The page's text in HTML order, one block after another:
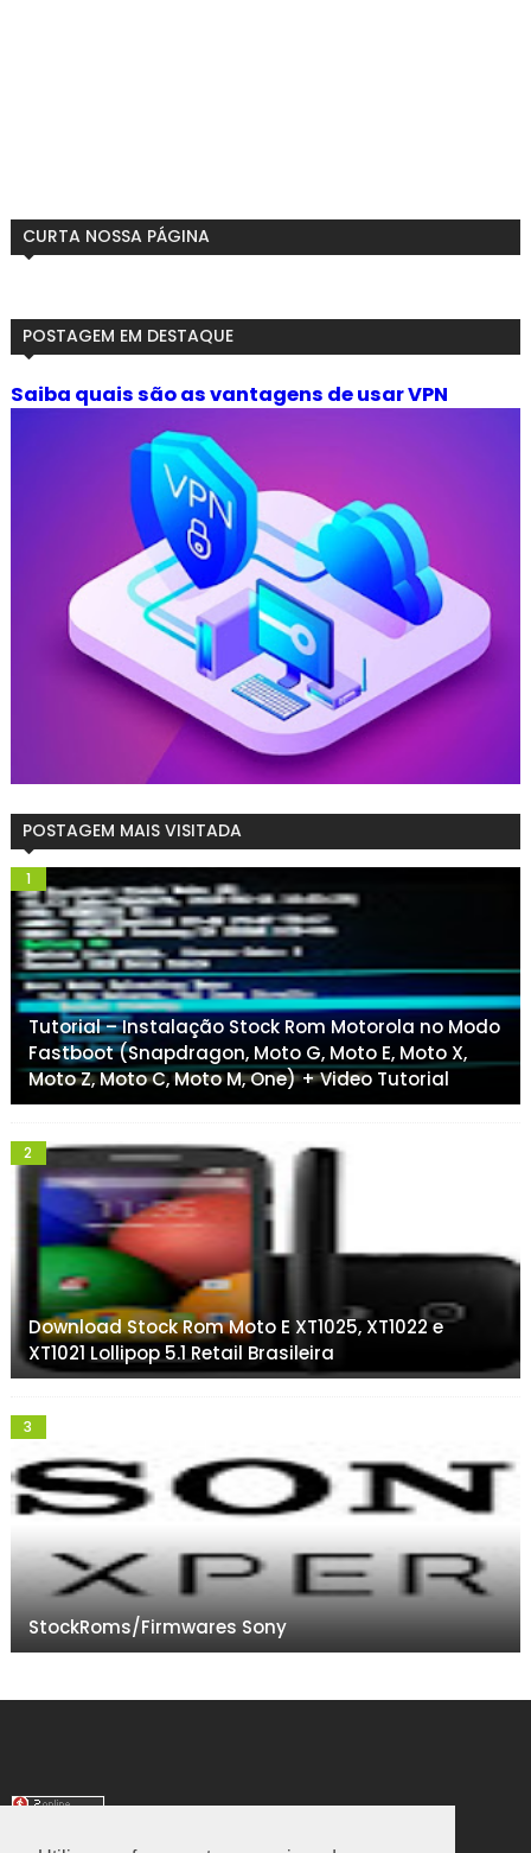
CURTA NOSSA PÁGINA
POSTAGEM EM DESTAQUE
Saiba quais são as vantagens de usar VPN
POSTAGEM MAIS VISITADA
Tutorial – Instalação Stock Rom Motorola no Modo
Fastboot (Snapdragon, Moto G, Moto E, Moto X,
Moto Z, Moto C, Moto M, One) + Video Tutorial
Download Stock Rom Moto E XT1025, XT1022 e
XT1021 Lollipop 5.1 Retail Brasileira
StockRoms/Firmwares Sony